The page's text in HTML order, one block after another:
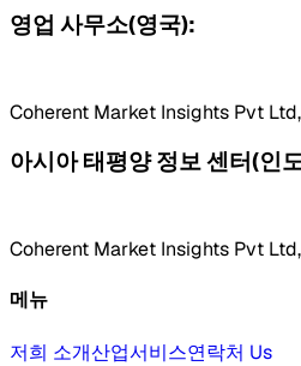
영업 사무소(영국):
Coherent Market Insights Pvt
아시아 태평양 정보 센터(인
Coherent Market Insights Pvt
메뉴
저희 소개산업서비스연락처 Us